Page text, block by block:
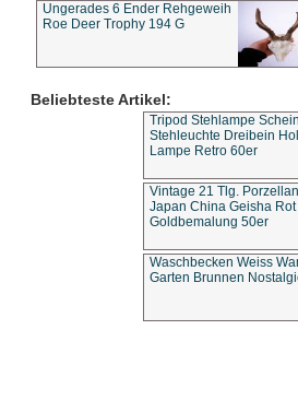
Ungerades 6 Ender Rehgeweih
Roe Deer Trophy 194 G
Beliebteste Artikel:
Tripod Stehlampe
Stehleuchte Dreibein
Lampe Retro 60er
Vintage 21 Tlg.
Japan China Geisha Rot
Goldbemalung 50er
Waschbecken Weiss
Garten Brunnen